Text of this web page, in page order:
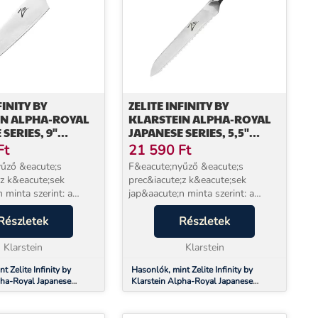
BY
ALPHA-ROYAL
SERIES, 9"
ACÉL
&eacute;s
k&eacute;sek
minta szerint: a
by
Royal
csiszolt
sorozata
Klarstein
Zelite Infinity by
Royal Japanese
kés, damaszkuszi
ZELITE INFINITY BY
KLARSTEIN ALPHA-ROYAL
JAPANESE SERIES, 5,5"
UNIVERZÁLIS KÉS,
FOGAZOTT ÉL,
DAMASZKUSZI ACÉL
21 590 Ft
F&eacute;nyűző &eacute;s
prec&iacute;z k&eacute;sek
jap&aacute;n minta szerint: a
Zelite Infinity by
Klarstein&nbsp;Alpha-Royal
Japanese k&eacute;zzel csiszolt
k&eacute;sek sorozata
Részletek
Klarstein
Hasonlók, mint Zelite Infinity by
Klarstein Alpha-Royal Japanese
Series, 5,5" univerzális kés, fogazott